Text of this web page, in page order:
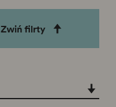
Zwiń filrty